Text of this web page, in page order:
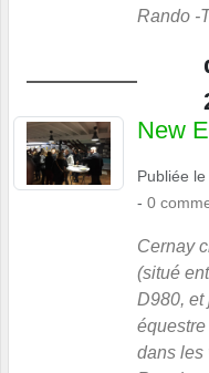
Rando -
New
Publiée le
- 0
Cernay
(situé
D980, et
dans les